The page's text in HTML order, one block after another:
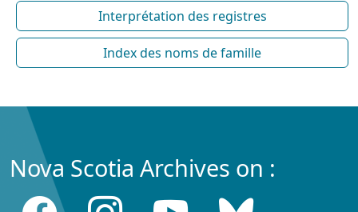
Interprétation des registres
Index des noms de famille
Nova Scotia Archives on :